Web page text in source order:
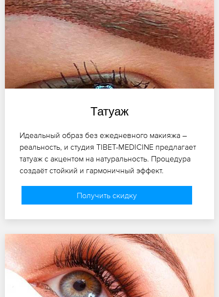
Татуаж
Идеальный образ без ежедневного макияжа –
реальность, и студия TIBET-MEDICINE предлагает
татуаж с акцентом на натуральность. Процедура
создаёт стойкий и гармоничный эффект.
Получить скидку